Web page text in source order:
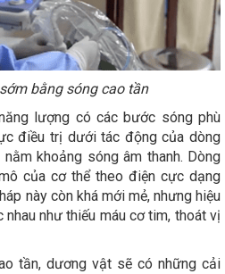
bằng sóng cao tần
lượng có các bước sóng phù
điều trị dưới tác động của dòng
khoảng sóng âm thanh. Dòng
của cơ thể theo điện cực dạng
này còn khá mới mẻ, nhưng hiệu
nhau như thiếu máu cơ tim, thoát vị
tần, dương vật sẽ có những cải